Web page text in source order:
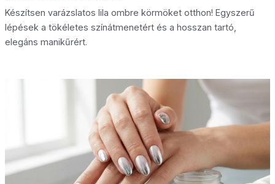
Készítsen varázslatos lila ombre körmöket otthon! Egyszerű
lépések a tökéletes színátmenetért és a hosszan tartó,
elegáns manikűrért.